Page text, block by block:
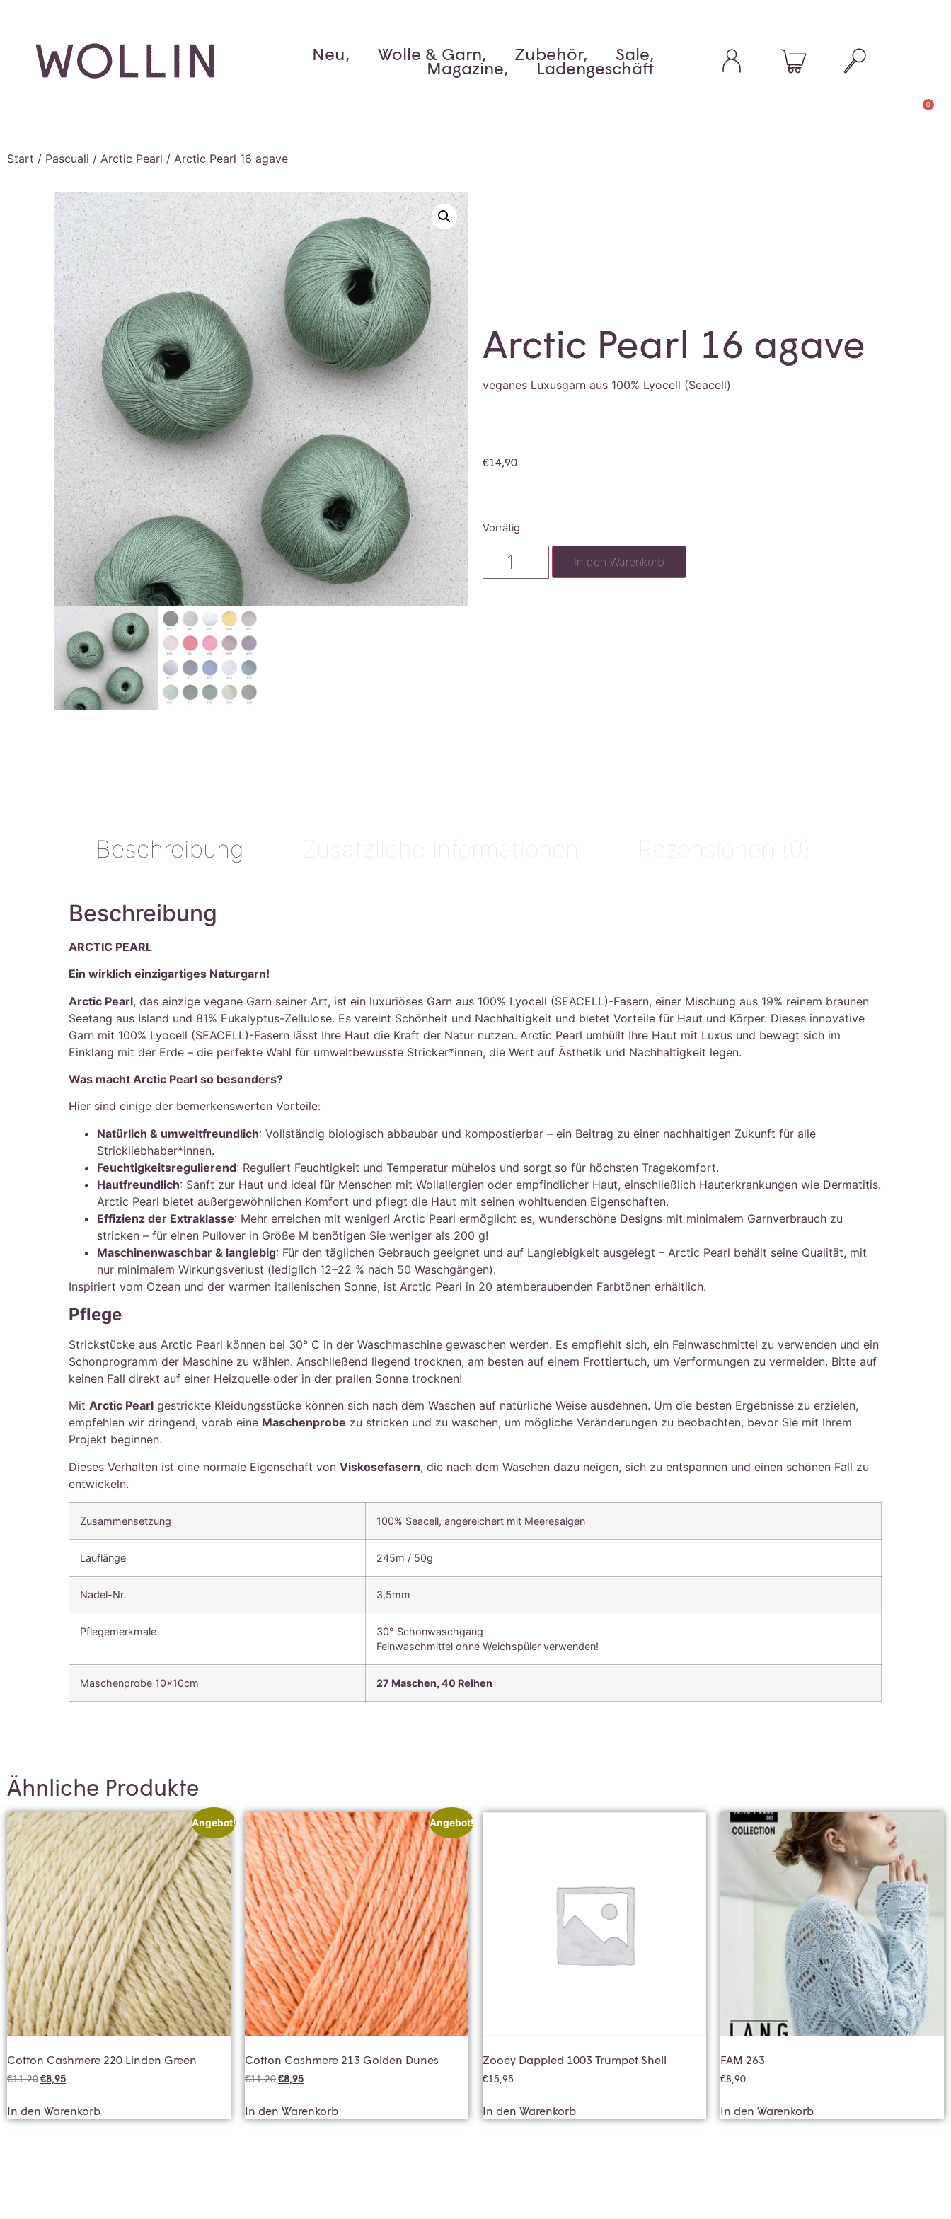
Neu, Wolle & Garn, Zubehör, Sale,
Magazine, Ladengeschäft
0
Start / Pascuali / Arctic Pearl / Arctic Pearl 16 agave
Arctic Pearl 16 agave
veganes Luxusgarn aus 100% Lyocell (Seacell)
€14,90
Vorrätig
In den Warenkorb
Beschreibung Zusätzliche Informationen Rezensionen (0)
Beschreibung
ARCTIC PEARL
Ein wirklich einzigartiges Naturgarn!
Arctic Pearl, das einzige vegane Garn seiner Art, ist ein luxuriöses Garn aus 100% Lyocell (SEACELL)-Fasern, einer Mischung aus 19% reinem braunen
Seetang aus Island und 81% Eukalyptus-Zellulose. Es vereint Schönheit und Nachhaltigkeit und bietet Vorteile für Haut und Körper. Dieses innovative
Garn mit 100% Lyocell (SEACELL)-Fasern lässt Ihre Haut die Kraft der Natur nutzen. Arctic Pearl umhüllt Ihre Haut mit Luxus und bewegt sich im
Einklang mit der Erde – die perfekte Wahl für umweltbewusste Stricker*innen, die Wert auf Ästhetik und Nachhaltigkeit legen.
Was macht Arctic Pearl so besonders?
Hier sind einige der bemerkenswerten Vorteile:
Natürlich & umweltfreundlich: Vollständig biologisch abbaubar und kompostierbar – ein Beitrag zu einer nachhaltigen Zukunft für alle
Strickliebhaber*innen.
Feuchtigkeitsregulierend: Reguliert Feuchtigkeit und Temperatur mühelos und sorgt so für höchsten Tragekomfort.
Hautfreundlich: Sanft zur Haut und ideal für Menschen mit Wollallergien oder empfindlicher Haut, einschließlich Hauterkrankungen wie Dermatitis.
Arctic Pearl bietet außergewöhnlichen Komfort und pflegt die Haut mit seinen wohltuenden Eigenschaften.
Effizienz der Extraklasse: Mehr erreichen mit weniger! Arctic Pearl ermöglicht es, wunderschöne Designs mit minimalem Garnverbrauch zu
stricken – für einen Pullover in Größe M benötigen Sie weniger als 200 g!
Maschinenwaschbar & langlebig: Für den täglichen Gebrauch geeignet und auf Langlebigkeit ausgelegt – Arctic Pearl behält seine Qualität, mit
nur minimalem Wirkungsverlust (lediglich 12–22 % nach 50 Waschgängen).
Inspiriert vom Ozean und der warmen italienischen Sonne, ist Arctic Pearl in 20 atemberaubenden Farbtönen erhältlich.
Pflege
Strickstücke aus Arctic Pearl können bei 30° C in der Waschmaschine gewaschen werden. Es empfiehlt sich, ein Feinwaschmittel zu verwenden und ein
Schonprogramm der Maschine zu wählen. Anschließend liegend trocknen, am besten auf einem Frottiertuch, um Verformungen zu vermeiden. Bitte auf
keinen Fall direkt auf einer Heizquelle oder in der prallen Sonne trocknen!
MitArctic Pearl gestrickte Kleidungsstücke können sich nach dem Waschen auf natürliche Weise ausdehnen. Um die besten Ergebnisse zu erzielen,
empfehlen wir dringend, vorab eine Maschenprobe zu stricken und zu waschen, um mögliche Veränderungen zu beobachten, bevor Sie mit Ihrem
Projekt beginnen.
Dieses Verhalten ist eine normale Eigenschaft vonViskosefasern, die nach dem Waschen dazu neigen, sich zu entspannen und einen schönen Fall zu
entwickeln.
Zusammensetzung 100% Seacell, angereichert mit Meeresalgen
Lauflänge 245m / 50g
Nadel-Nr. 3,5mm
Pflegemerkmale
30° Schonwaschgang
Feinwaschmittel ohne Weichspüler verwenden!
Maschenprobe 10x10cm 27 Maschen, 40 Reihen
Ähnliche Produkte
Angebot!
Cotton Cashmere 220 Linden Green
€11,20€8,95
In den Warenkorb
Angebot!
Cotton Cashmere 213 Golden Dunes
€11,20€8,95
In den Warenkorb
Zooey Dappled 1003 Trumpet Shell
€15,95
In den Warenkorb
FAM 263
€8,90
In den Warenkorb